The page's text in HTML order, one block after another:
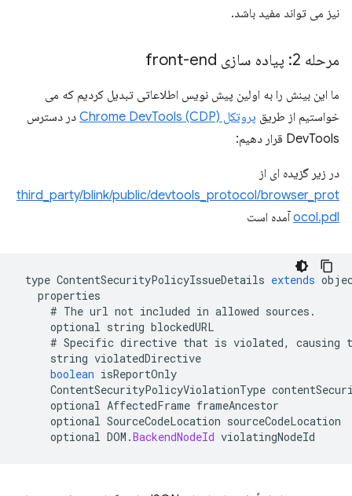
نیز می تواند مفید باشد.
مرحله 2: پیاده سازی front-end
ما این بینش را به اولین پیش نویس اطلاعاتی تبدیل کردیم که می
خواستیم از طریق پروتکل Chrome DevTools (CDP)
در دسترس
DevTools قرار دهیم:
در زیر گزیده ای از
third_party/blink/public/devtools_protocol/browser_prot
ocol.pdl آمده است
type ContentSecurityPolicyIssueDetails extends
properties
# The url not included in allowed sources .
optional string blockedURL
# Specific directive that is violated, causing
string violatedDirective
boolean isReportOnly
ContentSecurityPolicyViolationType
optional AffectedFrame frameAncestor
optional SourceCodeLocation sourceCodeLocation
optional DOM .BackendNodeId violatingNodeId